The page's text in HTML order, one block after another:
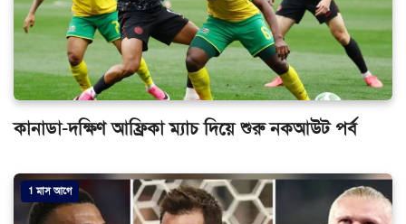
কানাডা-দক্ষিণ আফ্রিকা ম্যাচ দিয়ে শুরু নকআউট পর্ব
1 মাস আগে